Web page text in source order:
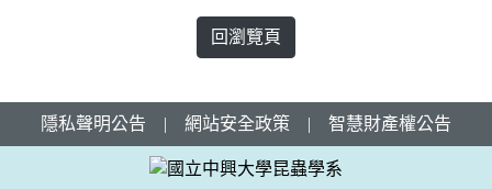
回瀏覽頁
隱私聲明公告 | 網站安全政策 | 智慧財產權公告